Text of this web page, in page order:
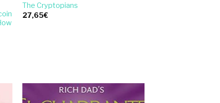
The Cryptopians
27,65€